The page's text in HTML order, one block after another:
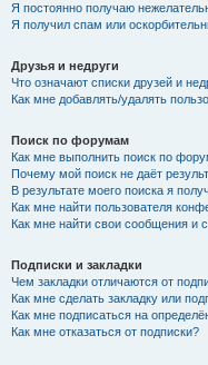
Я постоянно получаю
Я получил спам или
Друзья и недруги
Что означают списки друзей и
Как мне добавлять/удалять
Поиск по форумам
Как мне выполнить поиск по
Почему мой поиск не даёт
В результате моего поиска я
Как мне найти пользователя
Как мне найти свои сообщения и
Подписки и закладки
Чем закладки отличаются от
Как мне сделать закладку или
Как мне подписаться на
Как мне отказаться от подписки?